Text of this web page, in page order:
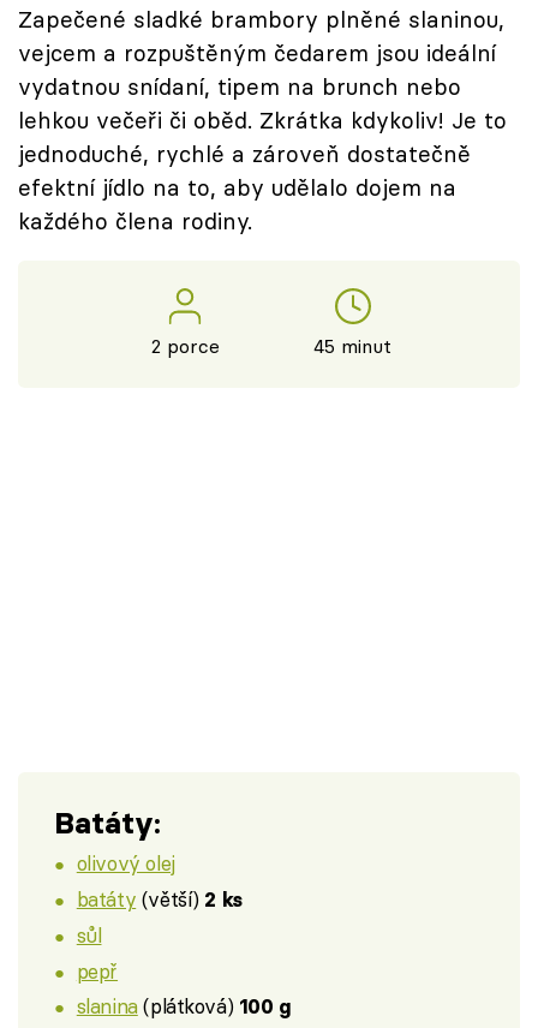
Přihlášení
Sledujte nás
Zapečené sladké brambory plněné slaninou,
vejcem a rozpuštěným čedarem jsou ideální
vydatnou snídaní, tipem na brunch nebo
lehkou večeři či oběd. Zkrátka kdykoliv! Je to
jednoduché, rychlé a zároveň dostatečně
efektní jídlo na to, aby udělalo dojem na
každého člena rodiny.
2 porce 45 minut
Batáty:
olivový olej
batáty (větší) 2 ks
sůl
pepř
slanina(plátková) 100 g